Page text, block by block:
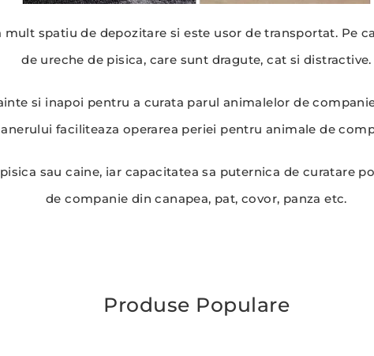
mult spatiu de depozitare si este usor de transportat. Pe
de ureche de pisica, care sunt dragute, cat si distractive.
si inapoi pentru a curata parul animalelor de
faciliteaza operarea periei pentru animale de
sau caine, iar capacitatea sa puternica de curatare
de companie din canapea, pat, covor, panza etc.
Produse Populare